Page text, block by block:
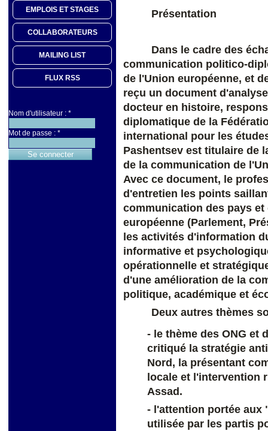
EMPLOIS ET STAGES
COLLABORATEURS
MAILING LIST
FLUX RSS
Nom d'utilisateur : *
Mot de passe : *
Présentation
Dans le cadre des
communication politico-
de l'Union européenne, et
reçu un document
docteur en histoire,
diplomatique de la
international pour les
Pashentsev est titulaire de
de la communication de
Avec ce document, le
d'entretien les points
communication des pays
européenne (Parlement,
les activités d'information
informative et
opérationnelle et
d'une amélioration de la
politique, académique et
Deux autres thèmes
- le thème des ONG et
critiqué la stratégie
Nord, la présentant
locale et l'intervention
Assad.
- l'attention portée aux
utilisée par les partis